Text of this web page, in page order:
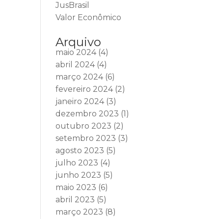
JusBrasil
Valor Econômico
Arquivo
maio 2024(4)
abril 2024(4)
março 2024(6)
fevereiro 2024(2)
janeiro 2024(3)
dezembro 2023 (1)
outubro 2023 (2)
setembro 2023 (3)
agosto 2023 (5)
julho 2023 (4)
junho 2023 (5)
maio 2023 (6)
abril 2023 (5)
março 2023 (8)